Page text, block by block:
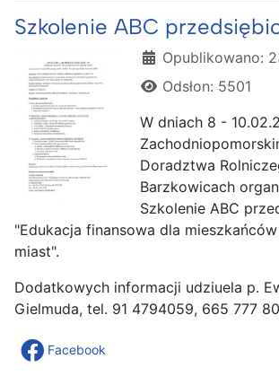
Szkolenie ABC
Szczegóły
Opublikowano:
Odsłon: 5501
W dniach 8 -
Doradztwa
Barzkowicach
Szkolenie ABC
"Edukacja finansowa dla
miast".
Dodatkowych informacji udziuela p.
Gielmuda, tel. 91 4794059, 665 777
Facebook